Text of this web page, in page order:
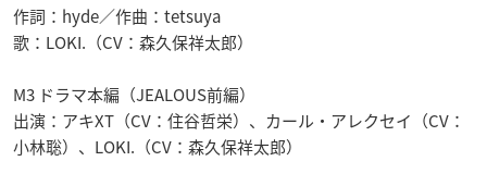
作詞：hyde／作曲：tetsuya
歌：LOKI.（CV：森久保祥太郎）
M3 ドラマ本編（JEALOUS前編）
出演：アキXT（CV：住谷哲栄）、カール・アレクセイ（CV：
小林聡）、LOKI.（CV：森久保祥太郎）